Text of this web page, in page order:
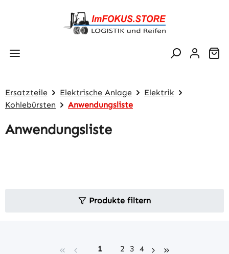
Zum Hauptinhalt springen
Ersatzteile Elektrische Anlage
Elektrik
Kohlebürsten
Anwendungsliste
Anwendungsliste
Produkte filtern
Seite
1 Seite
2 Seite
3 Seite
4